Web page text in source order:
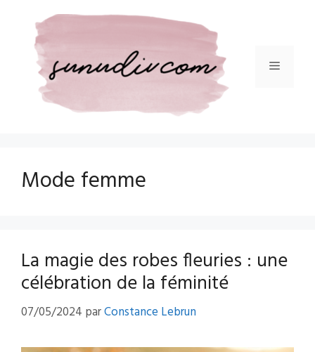
contenu
Menu
Mode femme
La magie des robes fleuries : une
célébration de la féminité
07/05/2024 parConstance Lebrun